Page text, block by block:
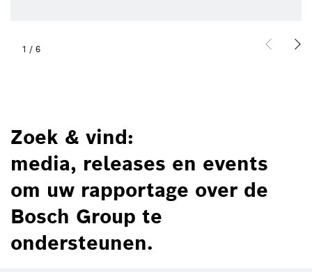
1 / 6
Zoek & vind:
media, releases en events
om uw rapportage over de
Bosch Group te
ondersteunen.